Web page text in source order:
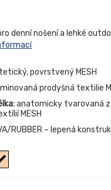
denní nošení a lehké
povrstvený MESH
prodyšná textilie
anatomicky tvarovaná z
MESH
RUBBER – lepená